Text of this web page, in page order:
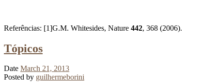
Referências: [1]G.M. Whitesides, Nature 442, 368 (2006).
Tópicos
Date March 21, 2013
Posted by guilhermeborini